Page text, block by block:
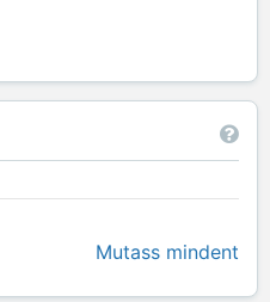
Mutass mindent